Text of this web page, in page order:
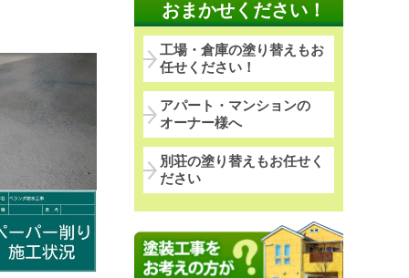
おまかせください！
工場・倉庫の塗り替えもお
任せください！
アパート・マンションの
オーナー様へ
別荘の塗り替えもお任せく
ださい